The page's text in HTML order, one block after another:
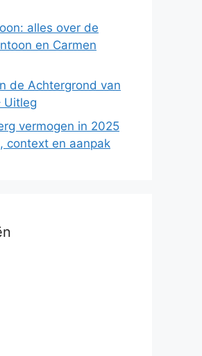
alles over de
en Carmen
de Achtergrond van
Uitleg
vermogen in 2025
en aanpak